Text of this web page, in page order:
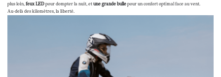
plus loin,feux LEDpour dompter la nuit, etune grande bullepour un confort optimal face au vent.
Au-delà des kilomètres, la liberté.